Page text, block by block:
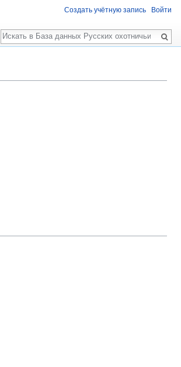
Создать учётную запись Войти
Поиск